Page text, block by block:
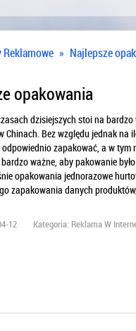
Reklamowe » Najlepsze
opakowania
dzisiejszych stoi na
Chinach. Bez względu jednak na
zapakować, a w
ważne, aby pakowanie
opakowania jednorazowe
zapakowania danych
12 Kategoria: Reklama W